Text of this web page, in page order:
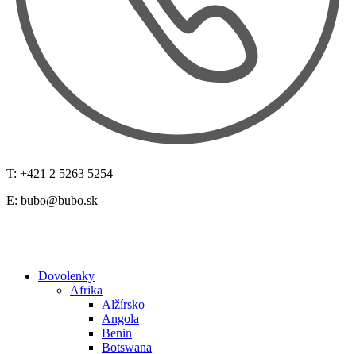
T: +421 2 5263 5254
E: bubo@bubo.sk
Dovolenky
Afrika
Alžírsko
Angola
Benin
Botswana